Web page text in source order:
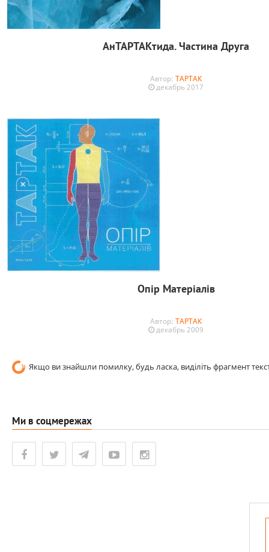
АнТАРТАКтида. Частина Друга
Автор:ТАРТАК
декабрь 2017
Опір Матеріалів
Автор:ТАРТАК
декабрь 2009
Якщо ви знайшли помилку, будь ласка, виділіть фрагмент
Ми в соцмережах